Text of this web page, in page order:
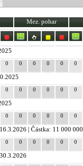
Mez. pohar
0 0 0 0 0 0
0 0 0 0 0 0
0 0 0 0 0 0
| Částka: 11 000 000
0 0 0 0 0 0